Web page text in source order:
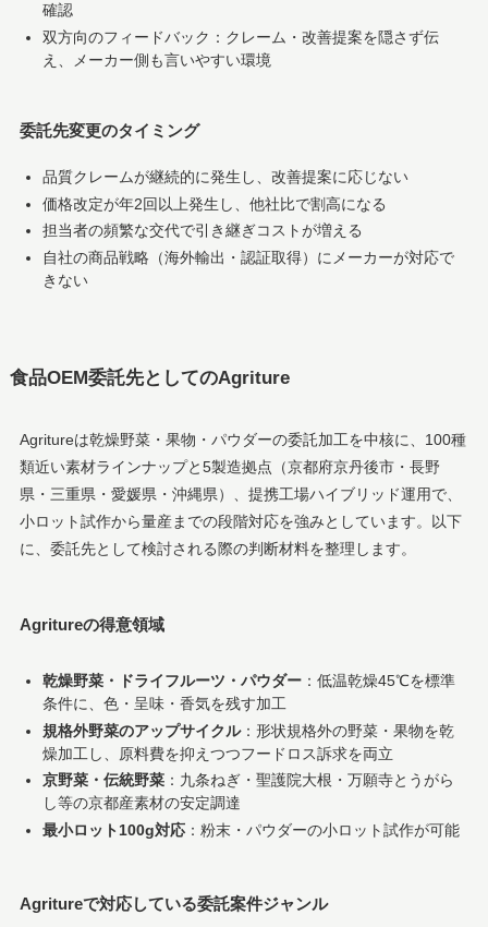
確認
双方向のフィードバック：クレーム・改善提案を隠さず伝
え、メーカー側も言いやすい環境
委託先変更のタイミング
品質クレームが継続的に発生し、改善提案に応じない
価格改定が年2回以上発生し、他社比で割高になる
担当者の頻繁な交代で引き継ぎコストが増える
自社の商品戦略（海外輸出・認証取得）にメーカーが対応で
きない
食品OEM委託先としてのAgriture
Agritureは乾燥野菜・果物・パウダーの委託加工を中核に、100種
類近い素材ラインナップと5製造拠点（京都府京丹後市・長野
県・三重県・愛媛県・沖縄県）、提携工場ハイブリッド運用で、
小ロット試作から量産までの段階対応を強みとしています。以下
に、委託先として検討される際の判断材料を整理します。
Agritureの得意領域
乾燥野菜・ドライフルーツ・パウダー：低温乾燥45℃を標準
条件に、色・呈味・香気を残す加工
規格外野菜のアップサイクル：形状規格外の野菜・果物を乾
燥加工し、原料費を抑えつつフードロス訴求を両立
京野菜・伝統野菜：九条ねぎ・聖護院大根・万願寺とうがら
し等の京都産素材の安定調達
最小ロット100g対応：粉末・パウダーの小ロット試作が可能
Agritureで対応している委託案件ジャンル